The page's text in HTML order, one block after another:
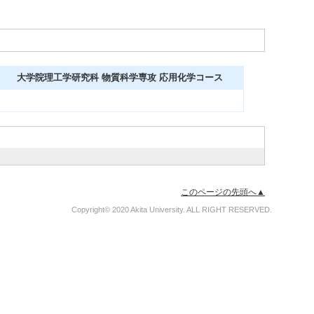
大学院理工学研究科 物質科学専攻 応用化学コース
このページの先頭へ▲
Copyright© 2020 Akita University. ALL RIGHT RESERVED.